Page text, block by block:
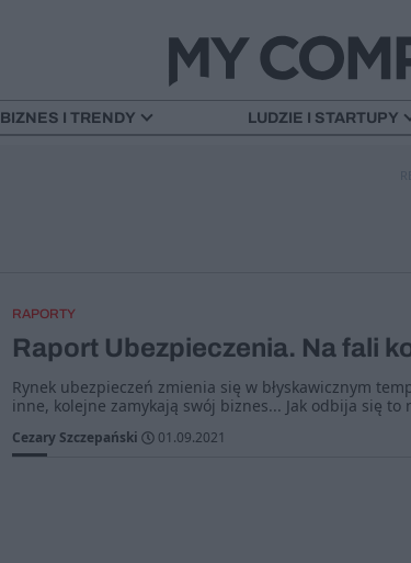
BIZNES I TRENDY LUDZIE I STARTUPY
RAPORTY
Raport Ubezpieczenia. Na fali
Rynek ubezpieczeń zmienia się w błyskawicznym
inne, kolejne zamykają swój biznes... Jak odbija się to
Cezary Szczepański 01.09.2021